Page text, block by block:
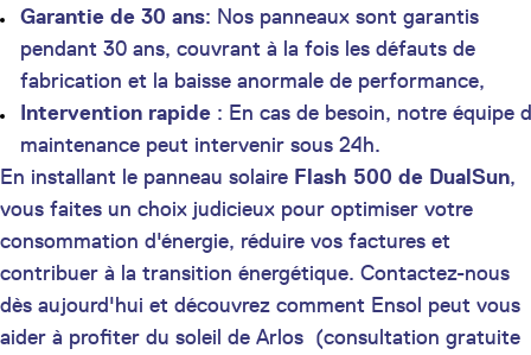
Garantie de 30 ans: Nos panneaux sont garantis
pendant 30 ans, couvrant à la fois les défauts de
fabrication et la baisse anormale de performance,
Intervention rapide : En cas de besoin, notre équipe
maintenance peut intervenir sous 24h.
En installant le panneau solaire Flash 500 de DualSun,
vous faites un choix judicieux pour optimiser votre
consommation d'énergie, réduire vos factures et
contribuer à la transition énergétique. Contactez-nous
dès aujourd'hui et découvrez comment Ensol peut vous
aider à profiter du soleil de Arlos (consultation gratuite